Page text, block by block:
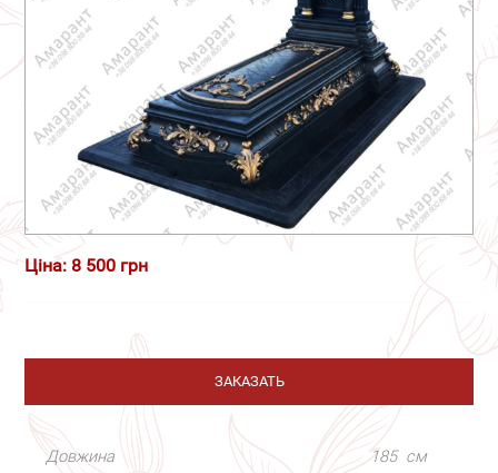
Ціна: 8 500 грн
ЗАКАЗАТЬ
Довжина 185 см